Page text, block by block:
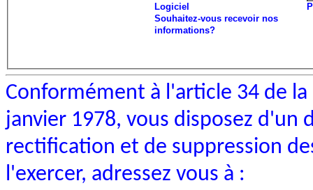
Logiciel
Souhaitez-vous recevoir nos
informations?
Conformément à l'article 34 de
janvier 1978, vous disposez
rectification et de suppression
l'exercer, adressez vous à :